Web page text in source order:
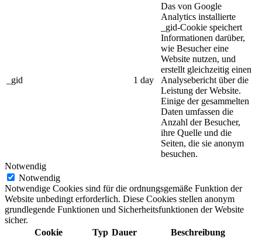
_gid 1 day
Das von Google
Analytics installierte
_gid-Cookie speichert
Informationen darüber,
wie Besucher eine
Website nutzen, und
erstellt gleichzeitig einen
Analysebericht über die
Leistung der Website.
Einige der gesammelten
Daten umfassen die
Anzahl der Besucher,
ihre Quelle und die
Seiten, die sie anonym
besuchen.
Notwendig
Notwendig
Notwendige Cookies sind für die ordnungsgemäße Funktion der
Website unbedingt erforderlich. Diese Cookies stellen anonym
grundlegende Funktionen und Sicherheitsfunktionen der Website
sicher.
Cookie
Typ Dauer Beschreibung